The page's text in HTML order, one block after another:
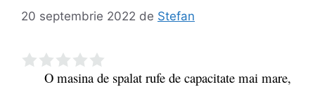
20 septembrie 2022 de Stefan
O masina de spalat rufe de capacitate mai mare,